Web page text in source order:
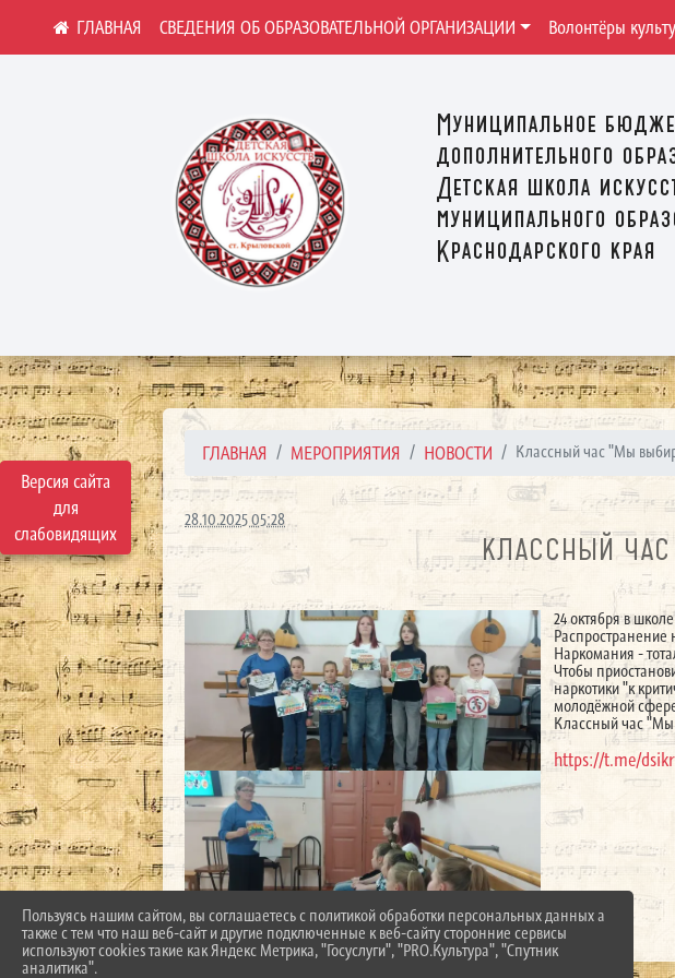
Версия сайта
для
слабовидящих
Муниципальное
дополнительного
Детская школа
муниципального
Краснодарского края
СВЕДЕНИЯ ОБ ОБРАЗОВАТЕЛЬНОЙ ОРГАНИЗАЦИИ Волонтёры
ГЛАВНАЯ МЕРОПРИЯТИЯ НОВОСТИ Классный час "Мы
28.10.2025 05:28
КЛАССНЫЙ
24 октября в
Распространение
Наркомания -
Чтобы
наркотики "к
молодёжной
Классный час "Мы
https://t.me/
Пользуясь нашим сайтом, вы соглашаетесь с политикой обработки персональных данных а
также с тем что наш веб-сайт и другие подключенные к веб-сайту сторонние сервисы
используют cookies такие как Яндекс Метрика, "Госуслуги", "PRO.Культура", "Спутник
аналитика".